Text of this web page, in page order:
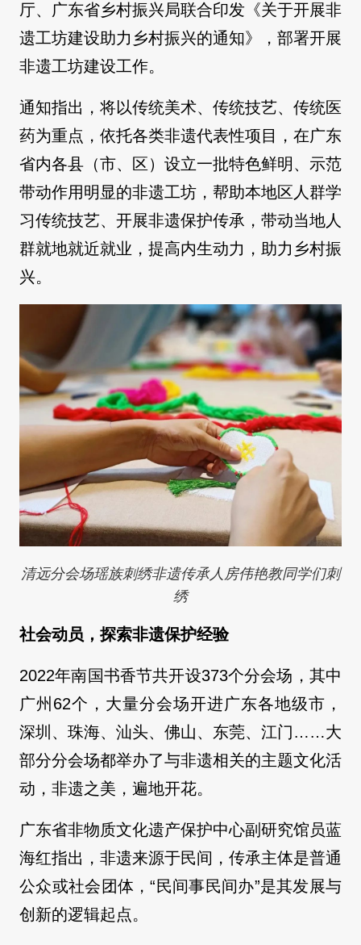
厅、广东省乡村振兴局联合印发《关于开展非
遗工坊建设助力乡村振兴的通知》，部署开展
非遗工坊建设工作。
通知指出，将以传统美术、传统技艺、传统医
药为重点，依托各类非遗代表性项目，在广东
省内各县（市、区）设立一批特色鲜明、示范
带动作用明显的非遗工坊，帮助本地区人群学
习传统技艺、开展非遗保护传承，带动当地人
群就地就近就业，提高内生动力，助力乡村振
兴。
清远分会场瑶族刺绣非遗传承人房伟艳教同学们刺
绣
社会动员，探索非遗保护经验
2022年南国书香节共开设373个分会场，其中
广州62个，大量分会场开进广东各地级市，
深圳、珠海、汕头、佛山、东莞、江门……大
部分分会场都举办了与非遗相关的主题文化活
动，非遗之美，遍地开花。
广东省非物质文化遗产保护中心副研究馆员蓝
海红指出，非遗来源于民间，传承主体是普通
公众或社会团体，“民间事民间办”是其发展与
创新的逻辑起点。